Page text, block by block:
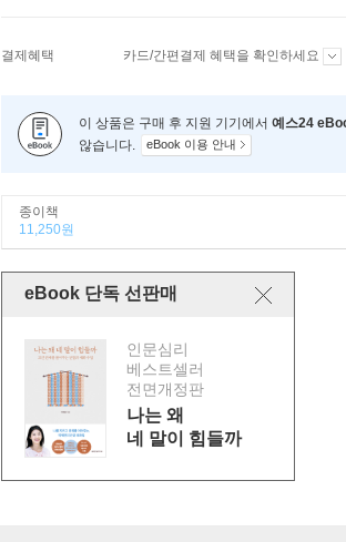
결제혜택 카드/간편결제 혜택을 확인하세요
이 상품은 구매 후 지원 기기에서 예스24
않습니다.
eBook 이용 안내
종이책
11,250원
eBook 단독 선판매
인문심리
베스트셀러
전면개정판
나는 왜
네 말이 힘들까